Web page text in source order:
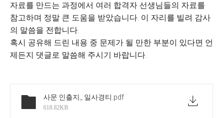
자료를 만드는 과정에서 여러 합격자 선생님들의 자료를
참고하며 정말 큰 도움을 받았습니다. 이 자리를 빌려 감사
의 말씀을 전합니다.
혹시 공유해 드린 내용 중 문제가 될 만한 부분이 있다면 언
제든지 댓글로 말씀해 주시기 바랍니다.
사문 인출지_ 일사경티 .pdf
618.82KB